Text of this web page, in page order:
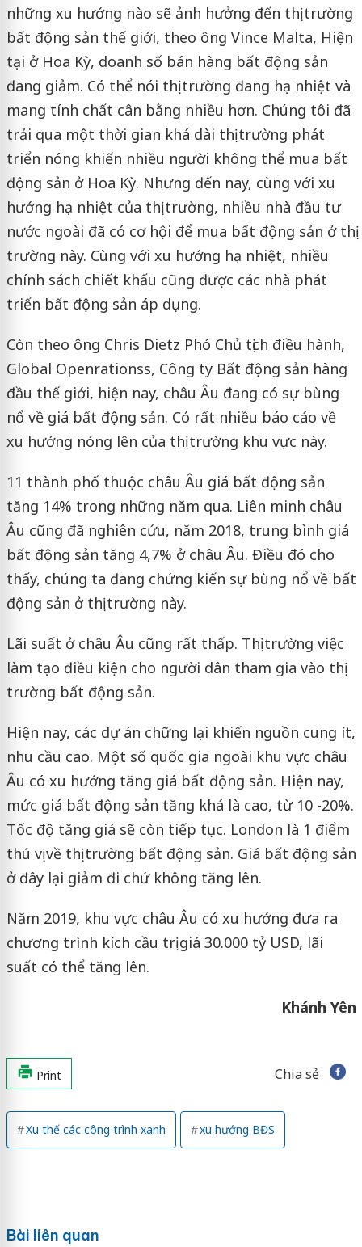
những xu hướng nào sẽ ảnh hưởng đến thị trường
bất động sản thế giới, theo ông Vince Malta, Hiện
tại ở Hoa Kỳ, doanh số bán hàng bất động sản
đang giảm. Có thể nói thị trường đang hạ nhiệt và
mang tính chất cân bằng nhiều hơn. Chúng tôi đã
trải qua một thời gian khá dài thị trường phát
triển nóng khiến nhiều người không thể mua bất
động sản ở Hoa Kỳ. Nhưng đến nay, cùng với xu
hướng hạ nhiệt của thị trường, nhiều nhà đầu tư
nước ngoài đã có cơ hội để mua bất động sản ở thị
trường này. Cùng với xu hướng hạ nhiệt, nhiều
chính sách chiết khấu cũng được các nhà phát
triển bất động sản áp dụng.
Còn theo ông Chris Dietz Phó Chủ tịch điều hành,
Global Openrationss, Công ty Bất động sản hàng
đầu thế giới, hiện nay, châu Âu đang có sự bùng
nổ về giá bất động sản. Có rất nhiều báo cáo về
xu hướng nóng lên của thị trường khu vực này.
11 thành phố thuộc châu Âu giá bất động sản
tăng 14% trong những năm qua. Liên minh châu
Âu cũng đã nghiên cứu, năm 2018, trung bình giá
bất động sản tăng 4,7% ở châu Âu. Điều đó cho
thấy, chúng ta đang chứng kiến sự bùng nổ về bất
động sản ở thị trường này.
Lãi suất ở châu Âu cũng rất thấp. Thị trường việc
làm tạo điều kiện cho người dân tham gia vào thị
trường bất động sản.
Hiện nay, các dự án chững lại khiến nguồn cung ít,
nhu cầu cao. Một số quốc gia ngoài khu vực châu
Âu có xu hướng tăng giá bất động sản. Hiện nay,
mức giá bất động sản tăng khá là cao, từ 10 -20%.
Tốc độ tăng giá sẽ còn tiếp tục. London là 1 điểm
thú vị về thị trường bất động sản. Giá bất động sản
ở đây lại giảm đi chứ không tăng lên.
Năm 2019, khu vực châu Âu có xu hướng đưa ra
chương trình kích cầu trị giá 30.000 tỷ USD, lãi
suất có thể tăng lên.
Khánh Yên
Print Chia sẻ
Xu thế các công trình xanh xu hướng BĐS
Bài liên quan